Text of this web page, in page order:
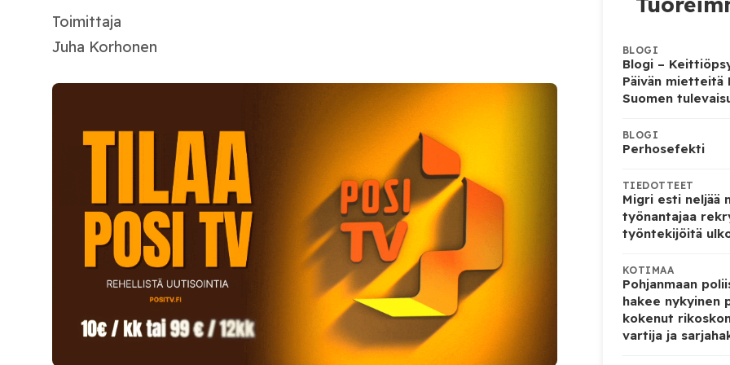
Toimittaja
Juha Korhonen
BLOGI
Blogi –
Päivän mietteitä
Suomen
BLOGI
Perhosefekti
TIEDOTTEET
Migri esti neljää
työnantajaa
työntekijöitä
KOTIMAA
Pohjanmaan
hakee nykyinen
kokenut
vartija ja